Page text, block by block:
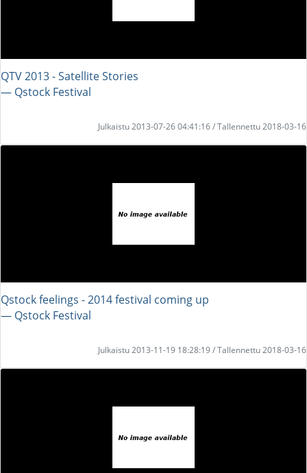
QTV 2013 - Satellite Stories
― Qstock Festival
Julkaistu 2013-07-26 04:41:16 / Tallennettu 2018-03-16
Qstock feelings - 2014 festival coming up
― Qstock Festival
Julkaistu 2013-11-19 18:28:19 / Tallennettu 2018-03-16